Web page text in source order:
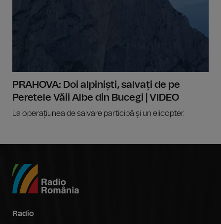
PRAHOVA: Doi alpiniști, salvați de pe
Peretele Văii Albe din Bucegi | VIDEO
La operațiunea de salvare participă și un elicopter.
Radio